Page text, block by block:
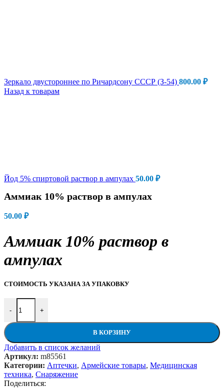
Зеркало двустороннее по Ричардсону СССР (З-54) 800.00 ₽
Назад к товарам
Йод 5% спиртовой раствор в ампулах 50.00 ₽
Аммиак 10% раствор в ампулах
50.00 ₽
Аммиак 10% раствор в
ампулах
СТОИМОСТЬ УКАЗАНА ЗА УПАКОВКУ
-
Количество товара Аммиак 10% раствор в ампулах
+
В КОРЗИНУ
Добавить в список желаний
Артикул: m85561
Категории: Аптечки, Армейские товары, Медицинская
техника, Снаряжение
Поделиться: